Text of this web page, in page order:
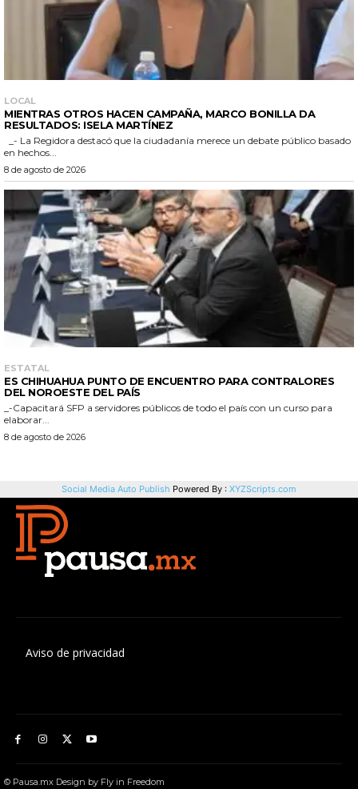
Aviso de privacidad
© Pausa.mx Design by Fly in Freedom